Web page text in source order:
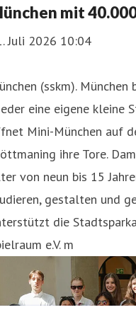
mit
Juli 2026 10:04
(sskm).
eine eigene kleine
Mini-München auf
ihre Tore.
von neun bis 15
gestalten und
die
e.V. m